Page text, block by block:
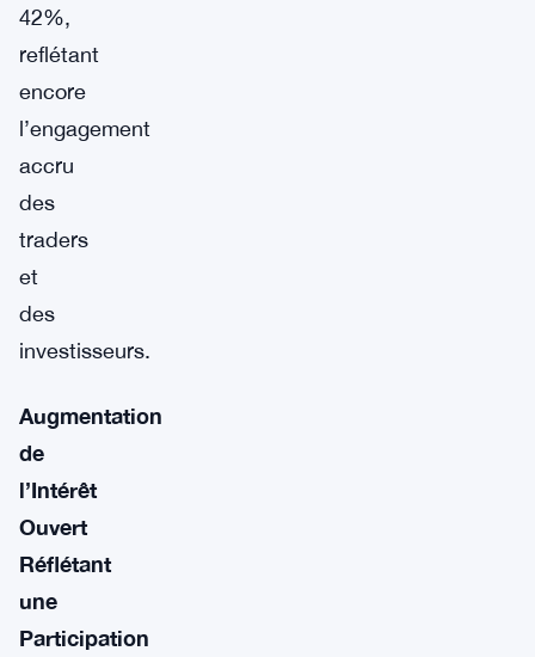
42%,
reflétant
encore
l’engagement
accru
des
traders
et
des
investisseurs.
Augmentation
de
l’Intérêt
Ouvert
Réflétant
une
Participation